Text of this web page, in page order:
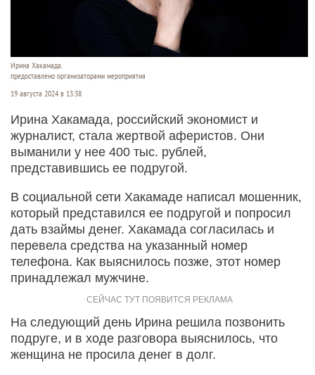
Ирина Хакамада.
предоставлено организаторами мероприятия
19 августа 2024 в 13:38
Ирина Хакамада, российский экономист и
журналист, стала жертвой аферистов. Они
выманили у нее 400 тыс. рублей,
представившись ее подругой.
В социальной сети Хакамаде написал мошенник,
который представился ее подругой и попросил
дать взаймы денег. Хакамада согласилась и
перевела средства на указанный номер
телефона. Как выяснилось позже, этот номер
принадлежал мужчине.
На следующий день Ирина решила позвонить
подруге, и в ходе разговора выяснилось, что
женщина не просила денег в долг.